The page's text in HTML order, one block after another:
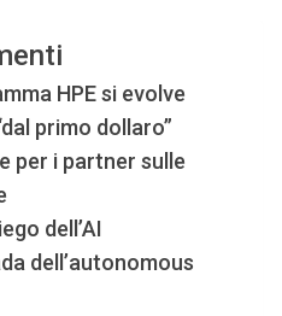
HPE si evolve
primo dollaro”
per i partner sulle
dell’AI
dell’autonomous